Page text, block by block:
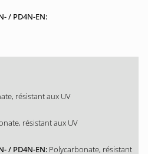
résistant aux UV
résistant aux UV
Polycarbonate, résistant